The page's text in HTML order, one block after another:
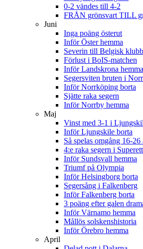
0-2 vändes till 4-2
FRÅN grönsvart TILL
Juni
Inga poäng österut
Inför Öster hemma
Severin till Belgisk klubb
Förlust i BoIS-matchen
Inför Landskrona hemma
Segersviten bruten i
Inför Norrköping borta
Sjätte raka segern
Inför Norrby hemma
Maj
Vinst med 3-1 i
Inför Ljungskile borta
Så spelas omgång 16-26
4:e raka segern i
Inför Sundsvall hemma
Triumf på Olympia
Inför Helsingborg borta
Segersång i Falkenberg
Inför Falkenberg borta
3 poäng efter galen
Inför Värnamo hemma
Mållös solskenshistoria
Inför Örebro hemma
April